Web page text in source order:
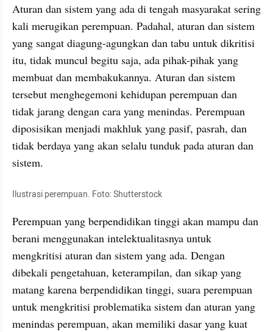
Aturan dan sistem yang ada di tengah masyarakat sering
kali merugikan perempuan. Padahal, aturan dan sistem
yang sangat diagung-agungkan dan tabu untuk dikritisi
itu, tidak muncul begitu saja, ada pihak-pihak yang
membuat dan membakukannya. Aturan dan sistem
tersebut menghegemoni kehidupan perempuan dan
tidak jarang dengan cara yang menindas. Perempuan
diposisikan menjadi makhluk yang pasif, pasrah, dan
tidak berdaya yang akan selalu tunduk pada aturan dan
sistem.
Ilustrasi perempuan. Foto: Shutterstock
Perempuan yang berpendidikan tinggi akan mampu dan
berani menggunakan intelektualitasnya untuk
mengkritisi aturan dan sistem yang ada. Dengan
dibekali pengetahuan, keterampilan, dan sikap yang
matang karena berpendidikan tinggi, suara perempuan
untuk mengkritisi problematika sistem dan aturan yang
menindas perempuan, akan memiliki dasar yang kuat